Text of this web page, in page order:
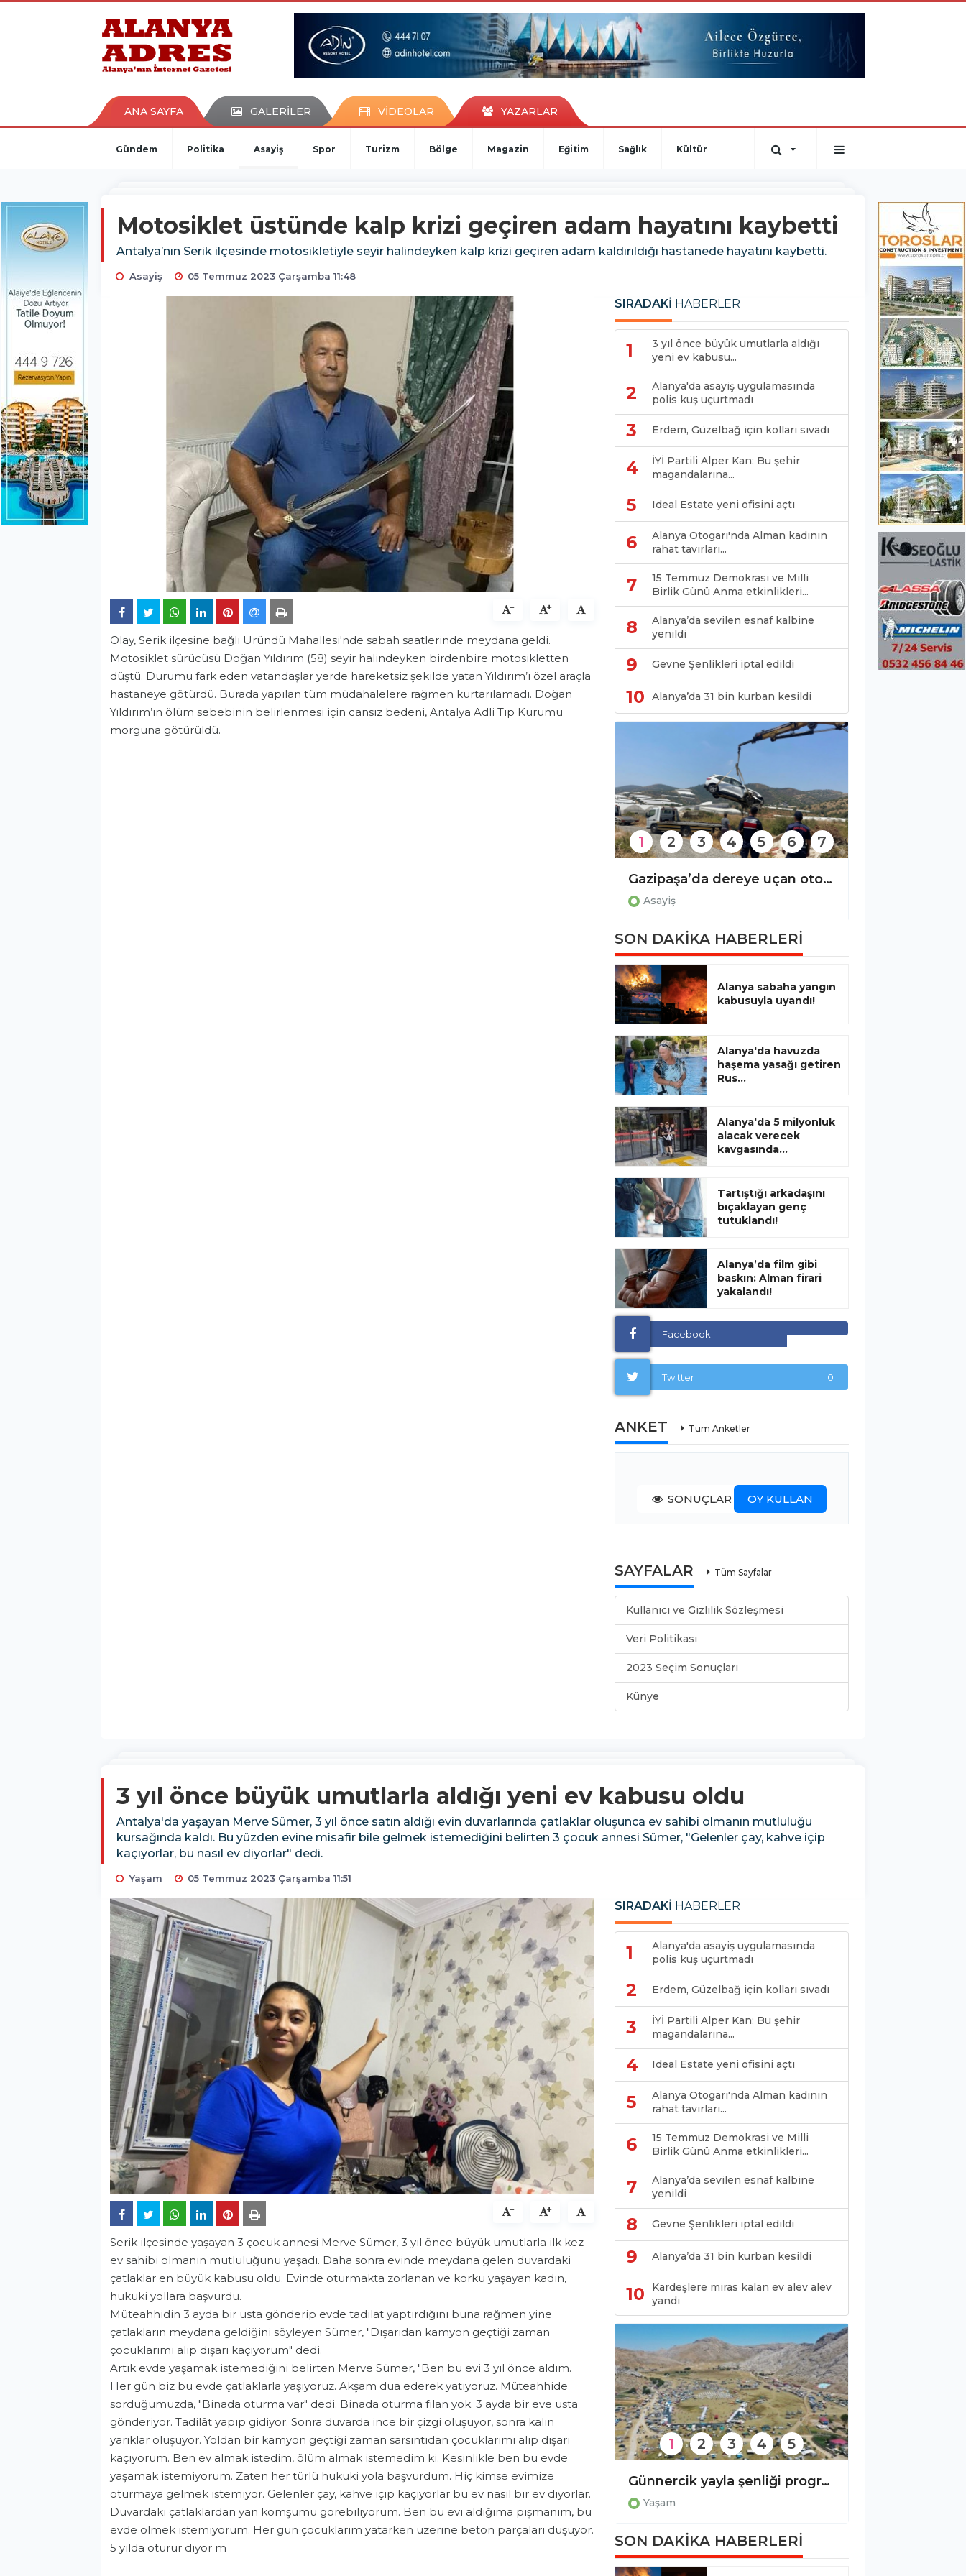
kaçak bahis
porno izle
ANA SAYFA GALERİLER VİDEOLAR YAZARLAR
Gündem Politika Asayiş Spor Turizm Bölge Magazin Eğitim Sağlık Kültür
Motosiklet üstünde kalp krizi geçiren adam hayatını kaybetti
Antalya’nın Serik ilçesinde motosikletiyle seyir halindeyken kalp krizi geçiren adam kaldırıldığı hastanede hayatını kaybetti.
Asayiş 05 Temmuz 2023 Çarşamba 11:48
Olay, Serik ilçesine bağlı Üründü Mahallesi'nde sabah saatlerinde meydana geldi.
Motosiklet sürücüsü Doğan Yıldırım (58) seyir halindeyken birdenbire motosikletten
düştü. Durumu fark eden vatandaşlar yerde hareketsiz şekilde yatan Yıldırım’ı özel araçla
hastaneye götürdü. Burada yapılan tüm müdahalelere rağmen kurtarılamadı. Doğan
Yıldırım’ın ölüm sebebinin belirlenmesi için cansız bedeni, Antalya Adli Tıp Kurumu
morguna götürüldü.
SIRADAKİ HABERLER
1
3 yıl önce büyük umutlarla aldığı
yeni ev kabusu...
2
Alanya'da asayiş uygulamasında
polis kuş uçurtmadı
3 Erdem, Güzelbağ için kolları sıvadı
4
İYİ Partili Alper Kan: Bu şehir
magandalarına...
5 Ideal Estate yeni ofisini açtı
6
Alanya Otogarı'nda Alman kadının
rahat tavırları...
7
15 Temmuz Demokrasi ve Milli
Birlik Günü Anma etkinlikleri...
8
Alanya’da sevilen esnaf kalbine
yenildi
9 Gevne Şenlikleri iptal edildi
10 Alanya’da 31 bin kurban kesildi
Gazipaşa’da dereye uçan otomobilin sürücüsü yaralandı!
Asayiş
1 2 3 4 5 6 7
SON DAKİKA HABERLERİ
Alanya sabaha yangın
kabusuyla uyandı!
Alanya'da havuzda
haşema yasağı getiren
Rus...
Alanya'da 5 milyonluk
alacak verecek
kavgasında...
Tartıştığı arkadaşını
bıçaklayan genç
tutuklandı!
Alanya’da film gibi
baskın: Alman firari
yakalandı!
Facebook
Twitter 0
ANKET Tüm Anketler
SONUÇLAR OY KULLAN
SAYFALAR Tüm Sayfalar
Kullanıcı ve Gizlilik Sözleşmesi
Veri Politikası
2023 Seçim Sonuçları
Künye
3 yıl önce büyük umutlarla aldığı yeni ev kabusu oldu
Antalya'da yaşayan Merve Sümer, 3 yıl önce satın aldığı evin duvarlarında çatlaklar oluşunca ev sahibi olmanın mutluluğu
kursağında kaldı. Bu yüzden evine misafir bile gelmek istemediğini belirten 3 çocuk annesi Sümer, "Gelenler çay, kahve içip
kaçıyorlar, bu nasıl ev diyorlar" dedi.
Yaşam 05 Temmuz 2023 Çarşamba 11:51
Serik ilçesinde yaşayan 3 çocuk annesi Merve Sümer, 3 yıl önce büyük umutlarla ilk kez
ev sahibi olmanın mutluluğunu yaşadı. Daha sonra evinde meydana gelen duvardaki
çatlaklar en büyük kabusu oldu. Evinde oturmakta zorlanan ve korku yaşayan kadın,
hukuki yollara başvurdu.
Müteahhidin 3 ayda bir usta gönderip evde tadilat yaptırdığını buna rağmen yine
çatlakların meydana geldiğini söyleyen Sümer, "Dışarıdan kamyon geçtiği zaman
çocuklarımı alıp dışarı kaçıyorum" dedi.
Artık evde yaşamak istemediğini belirten Merve Sümer, "Ben bu evi 3 yıl önce aldım.
Her gün biz bu evde çatlaklarla yaşıyoruz. Akşam dua ederek yatıyoruz. Müteahhide
sorduğumuzda, "Binada oturma var" dedi. Binada oturma filan yok. 3 ayda bir eve usta
gönderiyor. Tadilât yapıp gidiyor. Sonra duvarda ince bir çizgi oluşuyor, sonra kalın
yarıklar oluşuyor. Yoldan bir kamyon geçtiği zaman sarsıntıdan çocuklarımı alıp dışarı
kaçıyorum. Ben ev almak istedim, ölüm almak istemedim ki. Kesinlikle ben bu evde
yaşamak istemiyorum. Zaten her türlü hukuki yola başvurdum. Hiç kimse evimize
oturmaya gelmek istemiyor. Gelenler çay, kahve içip kaçıyorlar bu ev nasıl bir ev diyorlar.
Duvardaki çatlaklardan yan komşumu görebiliyorum. Ben bu evi aldığıma pişmanım, bu
evde ölmek istemiyorum. Her gün çocuklarım yatarken üzerine beton parçaları düşüyor.
5 yılda oturur diyor m
SIRADAKİ HABERLER
1
Alanya'da asayiş uygulamasında
polis kuş uçurtmadı
2 Erdem, Güzelbağ için kolları sıvadı
3
İYİ Partili Alper Kan: Bu şehir
magandalarına...
4 Ideal Estate yeni ofisini açtı
5
Alanya Otogarı'nda Alman kadının
rahat tavırları...
6
15 Temmuz Demokrasi ve Milli
Birlik Günü Anma etkinlikleri...
7
Alanya’da sevilen esnaf kalbine
yenildi
8 Gevne Şenlikleri iptal edildi
9 Alanya’da 31 bin kurban kesildi
10
Kardeşlere miras kalan ev alev alev
yandı
Günnercik yayla şenliği programı belli oldu!
Yaşam
1 2 3 4 5
SON DAKİKA HABERLERİ